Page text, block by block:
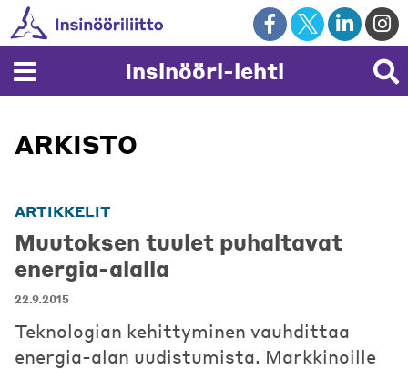
Skip
to
content
Insinööri-lehti
ARKISTO
ARTIKKELIT
Muutoksen tuulet puhaltavat
energia-alalla
22.9.2015
Teknologian kehittyminen vauhdittaa
energia-alan uudistumista. Markkinoille